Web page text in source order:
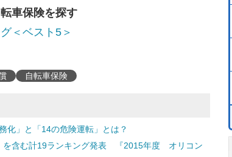
車保険を探す
＜ベスト5＞
自転車保険
化」と「14の危険運転」とは？
を含む計19ランキング発表 『2015年度 オリコン